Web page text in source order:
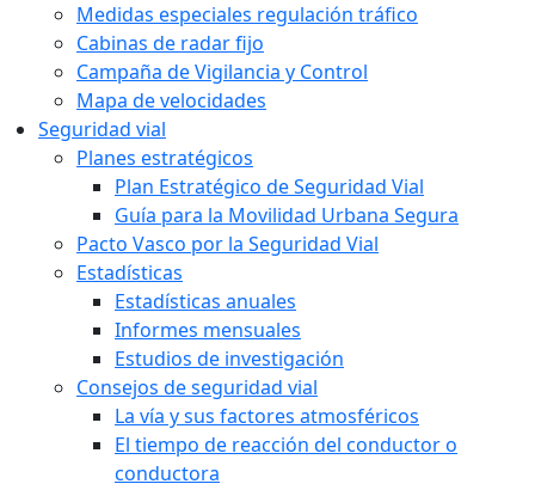
Medidas especiales regulación tráfico
Cabinas de radar fijo
Campaña de Vigilancia y Control
Mapa de velocidades
Seguridad vial
Planes estratégicos
Plan Estratégico de Seguridad Vial
Guía para la Movilidad Urbana Segura
Pacto Vasco por la Seguridad Vial
Estadísticas
Estadísticas anuales
Informes mensuales
Estudios de investigación
Consejos de seguridad vial
La vía y sus factores atmosféricos
El tiempo de reacción del conductor o
conductora